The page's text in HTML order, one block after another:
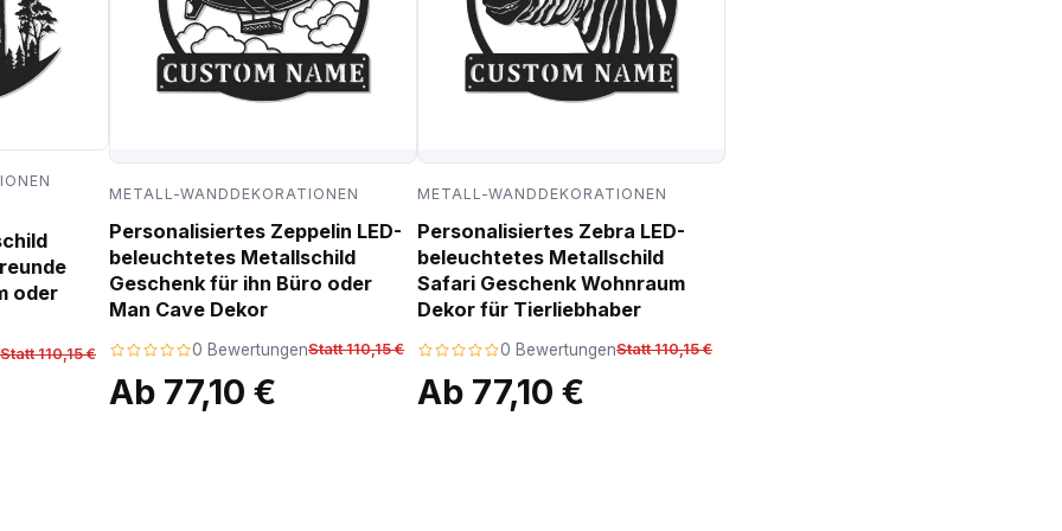
oder
Statt 110,15 €
METALL-WANDDEKORATIONEN
Personalisiertes Zeppelin LED-
beleuchtetes Metallschild
Geschenk für ihn Büro oder
Man Cave Dekor
0 BewertungenStatt 110,15 €
Ab 77,10 €
METALL-WANDDEKORATIONEN
Personalisiertes Zebra LED-
beleuchtetes Metallschild
Safari Geschenk Wohnraum
Dekor für Tierliebhaber
0 BewertungenStatt 110,15 €
Ab 77,10 €